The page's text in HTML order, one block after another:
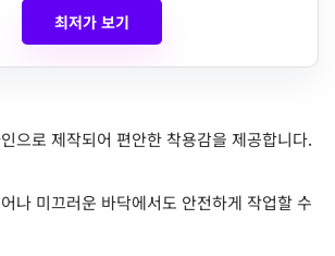
최저가 보기
으로 제작되어 편안한 착용감을 제공합니다.
나 미끄러운 바닥에서도 안전하게 작업할 수